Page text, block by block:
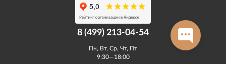
8 (499) 213-04-54​
Пн, Вт, Ср, Чт, Пт
9:30—18:00